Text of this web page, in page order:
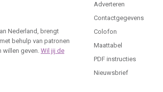
Nederland, brengt
behulp van patronen
willen geven. Wil jij de
Adverteren
Contactgegevens
Colofon
Maattabel
PDF instructies
Nieuwsbrief